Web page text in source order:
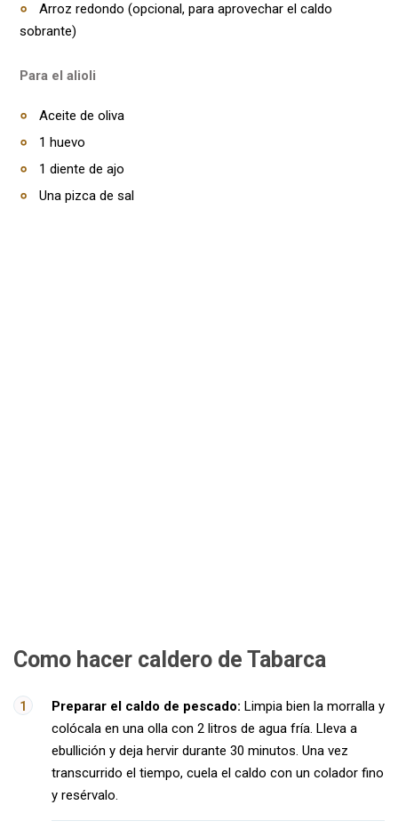
Arroz redondo (opcional, para aprovechar el caldo
sobrante)
Para el alioli
Aceite de oliva
1 huevo
1 diente de ajo
Una pizca de sal
Como hacer caldero de Tabarca
Preparar el caldo de pescado: Limpia bien la morralla y
colócala en una olla con 2 litros de agua fría. Lleva a
ebullición y deja hervir durante 30 minutos. Una vez
transcurrido el tiempo, cuela el caldo con un colador fino
y resérvalo.